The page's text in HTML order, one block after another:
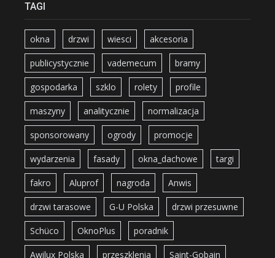
TAGI
okna drzwi wiesci akcesoria
publicystycznie vademecum bramy
gospodarka szklo rolety profile
maszyny analitycznie normalizacja
sponsorowany ogrody promocje
wydarzenia fasady okna_dachowe targi
fakro Aluprof nagroda Anwis
drzwi tarasowe G-U Polska drzwi przesuwne
Schüco OknoPlus poradnik
Awilux Polska przeszklenia Saint-Gobain